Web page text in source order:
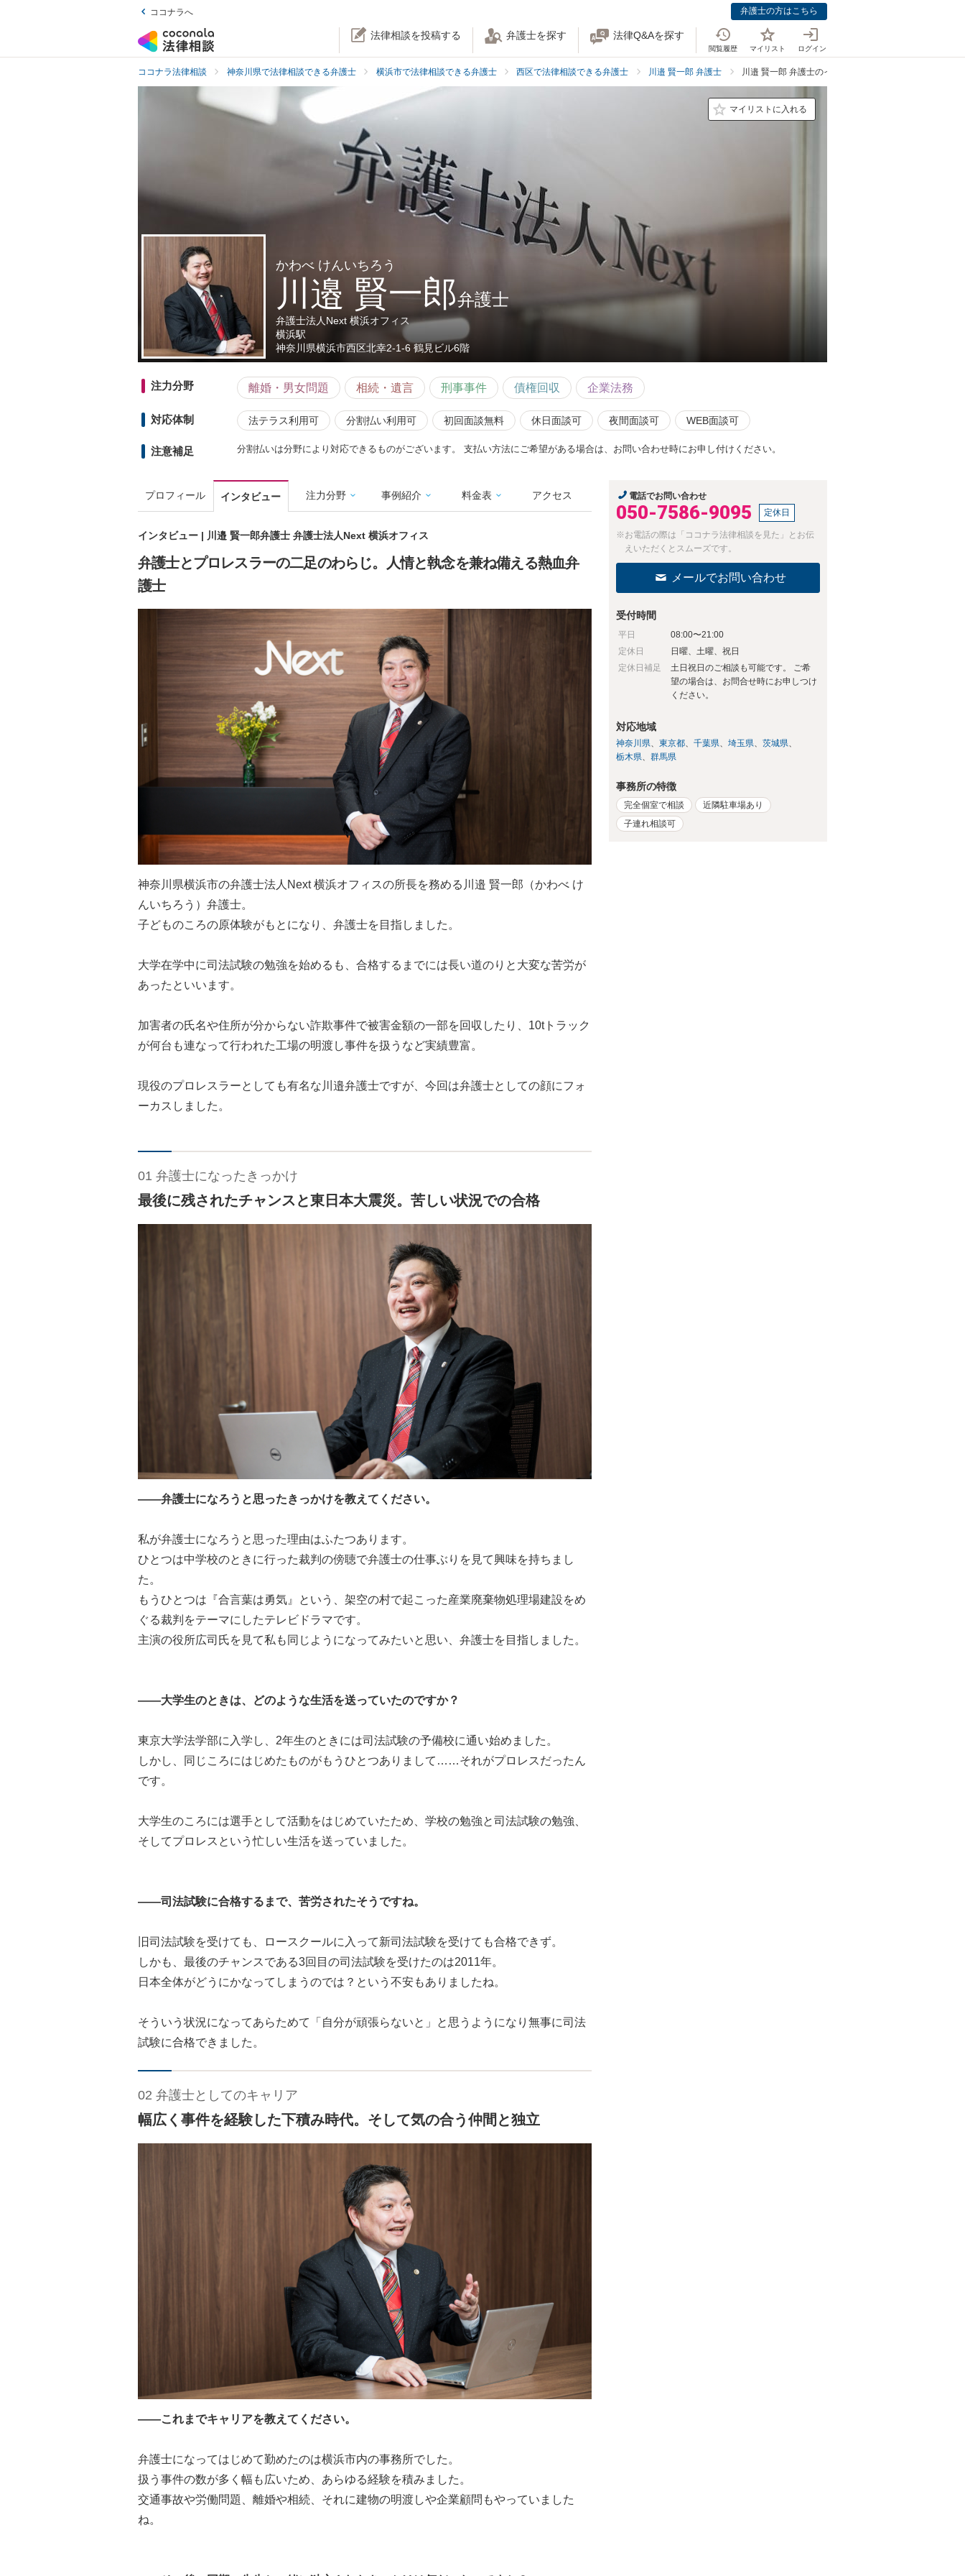
ココナラへ 弁護士の方はこちら
法律相談を投稿する 弁護士を探す 法律Q&Aを探す
閲覧履歴 マイリスト ログイン
ココナラ法律相談 神奈川県で法律相談できる弁護士 横浜市で法律相談できる弁護士 西区で法律相談できる弁護士 川邉 賢一郎 弁護士 川邉 賢一郎 弁護士のインタビュー
マイリストに入れる
かわべ けんいちろう
川邉 賢一郎弁護士
弁護士法人Next 横浜オフィス
横浜駅
神奈川県横浜市西区北幸2-1-6 鶴見ビル6階
注力分野 離婚・男女問題 相続・遺言 刑事事件 債権回収 企業法務
対応体制 法テラス利用可 分割払い利用可 初回面談無料 休日面談可 夜間面談可 WEB面談可
注意補足 分割払いは分野により対応できるものがございます。 支払い方法にご希望がある場合は、お問い合わせ時にお申し付けください。
プロフィール インタビュー 注力分野 事例紹介 料金表 アクセス
インタビュー | 川邉 賢一郎弁護士 弁護士法人Next 横浜オフィス
弁護士とプロレスラーの二足のわらじ。人情と執念を兼ね備える熱血弁
護士
神奈川県横浜市の弁護士法人Next 横浜オフィスの所長を務める川邉 賢一郎（かわべ け
んいちろう）弁護士。
子どものころの原体験がもとになり、弁護士を目指しました。
大学在学中に司法試験の勉強を始めるも、合格するまでには長い道のりと大変な苦労が
あったといいます。
加害者の氏名や住所が分からない詐欺事件で被害金額の一部を回収したり、10tトラック
が何台も連なって行われた工場の明渡し事件を扱うなど実績豊富。
現役のプロレスラーとしても有名な川邉弁護士ですが、今回は弁護士としての顔にフォ
ーカスしました。
01 弁護士になったきっかけ
最後に残されたチャンスと東日本大震災。苦しい状況での合格
――弁護士になろうと思ったきっかけを教えてください。
私が弁護士になろうと思った理由はふたつあります。
ひとつは中学校のときに行った裁判の傍聴で弁護士の仕事ぶりを見て興味を持ちまし
た。
もうひとつは『合言葉は勇気』という、架空の村で起こった産業廃棄物処理場建設をめ
ぐる裁判をテーマにしたテレビドラマです。
主演の役所広司氏を見て私も同じようになってみたいと思い、弁護士を目指しました。
――大学生のときは、どのような生活を送っていたのですか？
東京大学法学部に入学し、2年生のときには司法試験の予備校に通い始めました。
しかし、同じころにはじめたものがもうひとつありまして……それがプロレスだったん
です。
大学生のころには選手として活動をはじめていたため、学校の勉強と司法試験の勉強、
そしてプロレスという忙しい生活を送っていました。
――司法試験に合格するまで、苦労されたそうですね。
旧司法試験を受けても、ロースクールに入って新司法試験を受けても合格できず。
しかも、最後のチャンスである3回目の司法試験を受けたのは2011年。
日本全体がどうにかなってしまうのでは？という不安もありましたね。
そういう状況になってあらためて「自分が頑張らないと」と思うようになり無事に司法
試験に合格できました。
02 弁護士としてのキャリア
幅広く事件を経験した下積み時代。そして気の合う仲間と独立
――これまでキャリアを教えてください。
弁護士になってはじめて勤めたのは横浜市内の事務所でした。
扱う事件の数が多く幅も広いため、あらゆる経験を積みました。
交通事故や労働問題、離婚や相続、それに建物の明渡しや企業顧問もやっていました
ね。
電話でお問い合わせ
050-7586-9095 定休日
※お電話の際は「ココナラ法律相談を見た」とお伝
えいただくとスムーズです。
メールでお問い合わせ
受付時間
平日
08:00〜21:00
定休日
日曜、土曜、祝日
定休日補足
土日祝日のご相談も可能です。 ご希
望の場合は、お問合せ時にお申しつけ
ください。
対応地域
神奈川県 東京都 千葉県 埼玉県
茨城県
栃木県
群馬県
事務所の特徴
完全個室で相談
近隣駐車場あり
子連れ相談可